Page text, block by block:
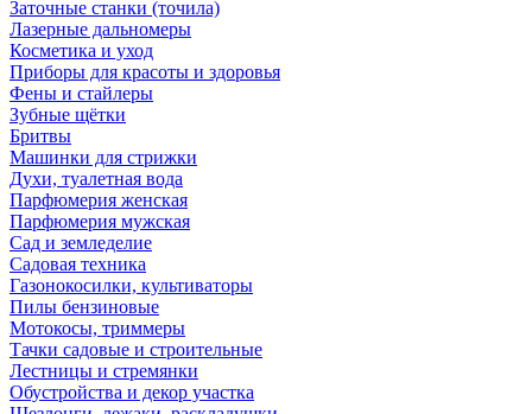
Заточные станки (точила)
Лазерные дальномеры
Косметика и уход
Приборы для красоты и здоровья
Фены и стайлеры
Зубные щётки
Бритвы
Машинки для стрижки
Духи, туалетная вода
Парфюмерия женская
Парфюмерия мужская
Сад и земледелие
Садовая техника
Газонокосилки, культиваторы
Пилы бензиновые
Мотокосы, триммеры
Тачки садовые и строительные
Лестницы и стремянки
Обустройства и декор участка